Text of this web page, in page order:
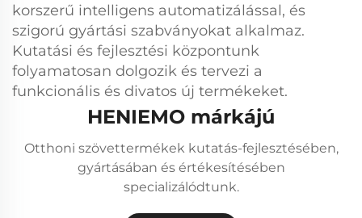
korszerű intelligens automatizálással, és
szigorú gyártási szabványokat alkalmaz.
Kutatási és fejlesztési központunk
folyamatosan dolgozik és tervezi a
funkcionális és divatos új termékeket.
HENIEMO márkájú
Otthoni szövettermékek kutatás-fejlesztésében,
gyártásában és értékesítésében
specializálódtunk.